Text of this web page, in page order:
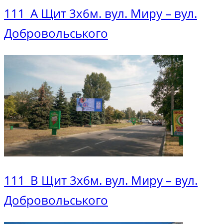
111_A Щит 3х6м. вул. Миру – вул.
Добровольського
111_В Щит 3х6м. вул. Миру – вул.
Добровольського